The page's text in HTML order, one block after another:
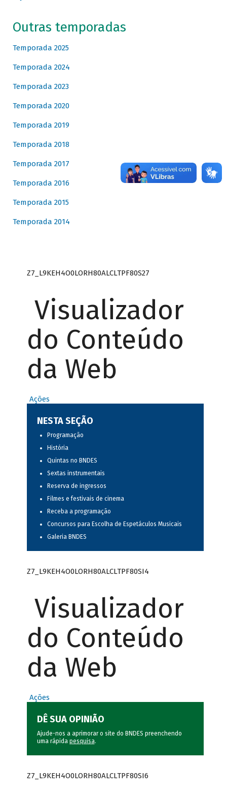
Outras temporadas
Temporada 2025
Temporada 2024
Temporada 2023
Temporada 2020
Temporada 2019
Temporada 2018
Temporada 2017
Temporada 2016
Temporada 2015
Temporada 2014
Z7_L9KEH4O0LORH80ALCLTPF80S27
Visualizador
do Conteúdo
da Web
Ações
NESTA SEÇÃO
Programação
História
Quintas no BNDES
Sextas instrumentais
Reserva de ingressos
Filmes e festivais de cinema
Receba a programação
Concursos para Escolha de Espetáculos Musicais
Galeria BNDES
Z7_L9KEH4O0LORH80ALCLTPF80SI4
Visualizador
do Conteúdo
da Web
Ações
DÊ SUA OPINIÃO
Ajude-nos a aprimorar o site do BNDES preenchendo
uma rápida pesquisa.
Z7_L9KEH4O0LORH80ALCLTPF80SI6